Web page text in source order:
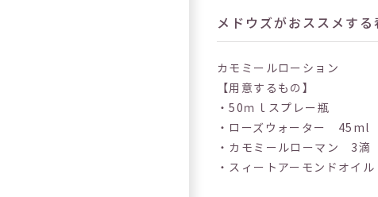
メドウズがおススメす
カモミールローション
【用意するもの】
・50ｍｌスプレー瓶
・ローズウォーター 45ml
・カモミールローマン 3
・スィートアーモンドオ